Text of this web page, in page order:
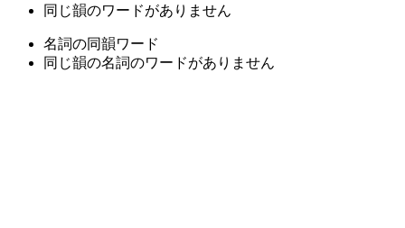
同じ韻のワードがありません
名詞の同韻ワード
同じ韻の名詞のワードがありません